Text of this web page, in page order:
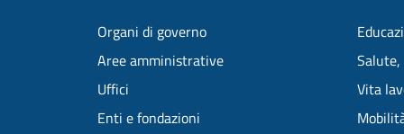
Organi di governo
Aree amministrative
Uffici
Enti e fondazioni
Salute,
Vita